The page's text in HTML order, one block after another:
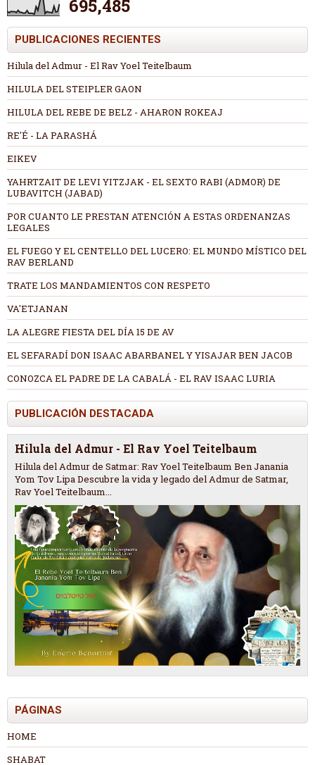
695,485
PUBLICACIONES RECIENTES
Hilula del Admur - El Rav Yoel Teitelbaum
HILULA DEL STEIPLER GAON
HILULA DEL REBE DE BELZ - AHARON ROKEAJ
RE'É - LA PARASHÁ
EIKEV
YAHRTZAIT DE LEVI YITZJAK - EL SEXTO RABI (ADMOR) DE
LUBAVITCH (JABAD)
POR CUANTO LE PRESTAN ATENCIÓN A ESTAS ORDENANZAS
LEGALES
EL FUEGO Y EL CENTELLO DEL LUCERO: EL MUNDO MÍSTICO DEL
RAV BERLAND
TRATE LOS MANDAMIENTOS CON RESPETO
VA'ETJANAN
LA ALEGRE FIESTA DEL DÍA 15 DE AV
EL SEFARADÍ DON ISAAC ABARBANEL Y YISAJAR BEN JACOB
CONOZCA EL PADRE DE LA CABALÁ - EL RAV ISAAC LURIA
PUBLICACIÓN DESTACADA
Hilula del Admur - El Rav Yoel Teitelbaum
Hilula del Admur de Satmar: Rav Yoel Teitelbaum Ben Janania
Yom Tov Lipa Descubre la vida y legado del Admur de Satmar,
Rav Yoel Teitelbaum...
PÁGINAS
HOME
SHABAT